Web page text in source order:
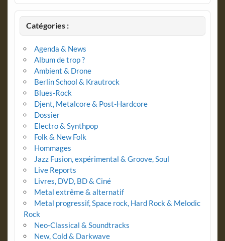
Catégories :
Agenda & News
Album de trop ?
Ambient & Drone
Berlin School & Krautrock
Blues-Rock
Djent, Metalcore & Post-Hardcore
Dossier
Electro & Synthpop
Folk & New Folk
Hommages
Jazz Fusion, expérimental & Groove, Soul
Live Reports
Livres, DVD, BD & Ciné
Metal extrême & alternatif
Metal progressif, Space rock, Hard Rock & Melodic
Rock
Neo-Classical & Soundtracks
New, Cold & Darkwave